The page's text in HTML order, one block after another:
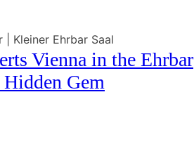
Kleiner Ehrbar Saal
Vienna in the Ehrbar
Hidden Gem